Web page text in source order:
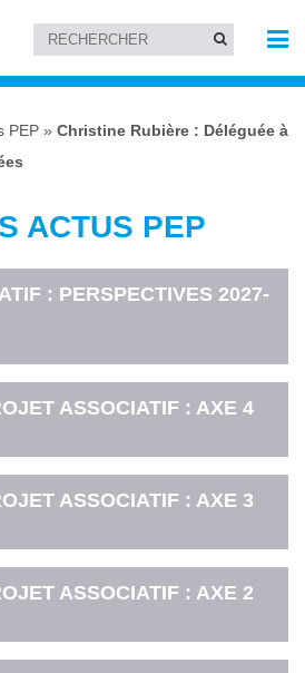
PEP » Christine Rubière : Déléguée à
ACTUS PEP
: PERSPECTIVES 2027-
ASSOCIATIF : AXE 4
ASSOCIATIF : AXE 3
ASSOCIATIF : AXE 2